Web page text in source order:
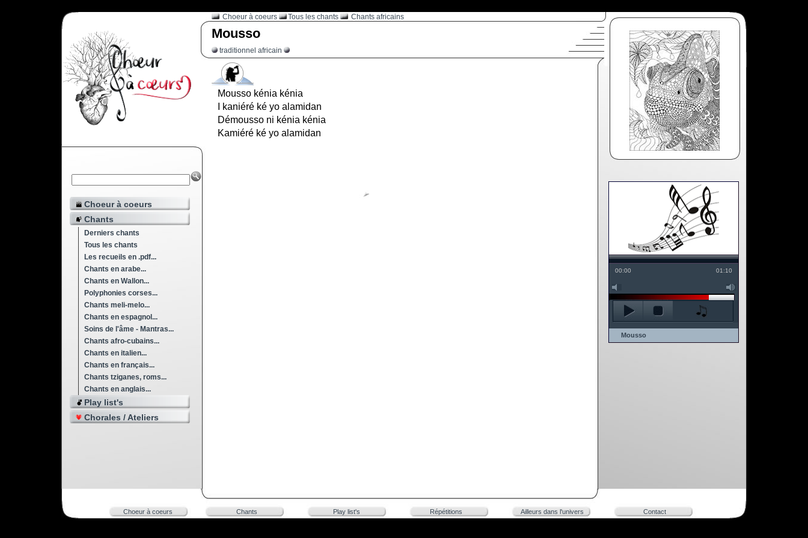
Choeur à coeurs
Chants
Derniers chants
Tous les chants
Les recueils en .pdf...
Chants en arabe...
Chants en Wallon...
Polyphonies corses...
Chants meli-melo...
Chants en espagnol...
Soins de l'âme - Mantras...
Chants afro-cubains...
Chants en italien...
Chants en français...
Chants tziganes, roms...
Chants en anglais...
Play list's
Chorales / Ateliers
Choeur à coeurs Tous les chants Chants africains
00:00 01:10
Mousso
Mousso
traditionnel africain
Mousso kénia kénia
I kaniéré ké yo alamidan
Démousso ni kénia kénia
Kamiéré ké yo alamidan
Choeur à coeurs Chants Play list's Répétitions Ailleurs dans l'univers Contact